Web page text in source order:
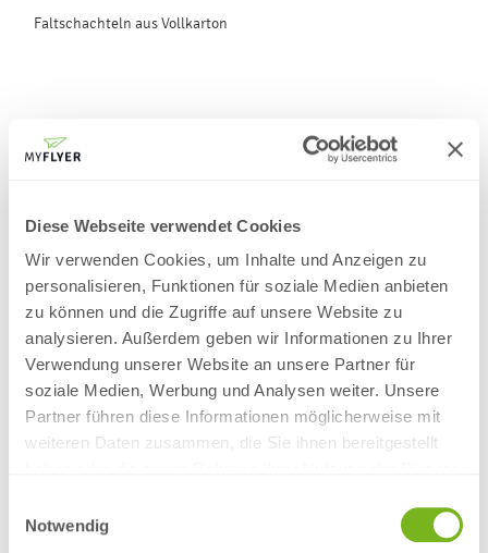
Diese Webseite verwendet Cookies
Wir verwenden Cookies, um Inhalte und Anzeigen zu
personalisieren, Funktionen für soziale Medien anbieten
zu können und die Zugriffe auf unsere Website zu
analysieren. Außerdem geben wir Informationen zu Ihrer
Verwendung unserer Website an unsere Partner für
soziale Medien, Werbung und Analysen weiter. Unsere
Partner führen diese Informationen möglicherweise mit
weiteren Daten zusammen, die Sie ihnen bereitgestellt
Notwendig
Faltschachteln aus Vollkarton
LASSEN SIE SICH INSPIRIEREN:
Jedes Projekt bringt individuelle Anforderungen mit sich. Ob
oder eine professionelle Geschäftsausstattung – wir entwickeln
Einsatzbereiche. Lassen Sie sich inspirieren und entdecken Sie
unsere Themenwelten mit Ideen, Produkten und Leistungen für
Ihren Bedarf.
Weihnachten Werbetechnik Point of Sale